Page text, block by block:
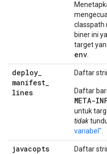
classpath
biner ini
target
env
deploy_
manifest_
lines
Daftar
Daftar
META-
untuk
tidak
variabel"
javacopts Daftar